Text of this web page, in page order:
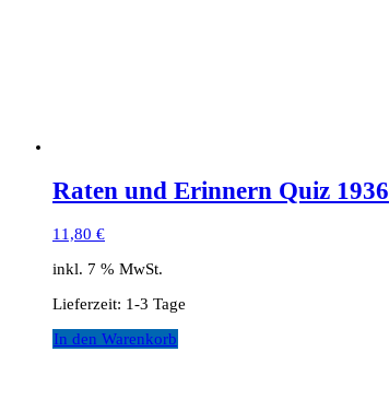
Raten und Erinnern Quiz 1936
11,80 €
inkl. 7 % MwSt.
Lieferzeit: 1-3 Tage
In den Warenkorb